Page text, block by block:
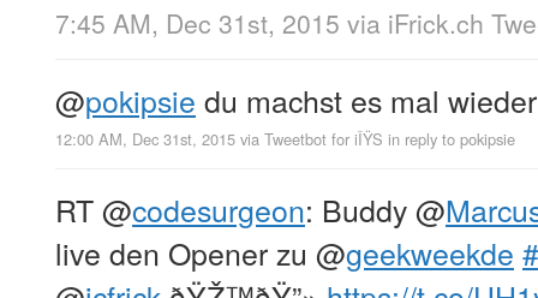
7:45 AM, Dec 31st, 2015 via iFrick.ch
@pokipsie du machst es mal
12:00 AM, Dec 31st, 2015 via Tweetbot for iÎŸS in reply to pokipsie
RT@codesurgeon: Buddy@
live den Opener zu @geekweekde